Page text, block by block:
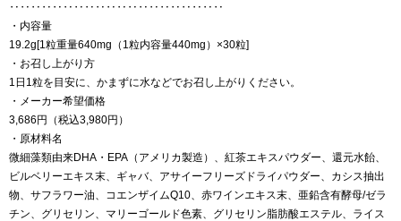
‥‥‥‥‥‥‥‥‥‥‥‥‥‥‥‥‥‥‥‥
・内容量
19.2g[1粒重量640mg（1粒内容量440mg）×30粒]
・お召し上がり方
1日1粒を目安に、かまずに水などでお召し上がりください。
・メーカー希望価格
3,686円（税込3,980円）
・原材料名
微細藻類由来DHA・EPA（アメリカ製造）、紅茶エキスパウダー、還元水飴、
ビルベリーエキス末、ギャバ、アサイーフリーズドライパウダー、カシス抽出
物、サフラワー油、コエンザイムQ10、赤ワインエキス末、亜鉛含有酵母/ゼラ
チン、グリセリン、マリーゴールド色素、グリセリン脂肪酸エステル、ライス